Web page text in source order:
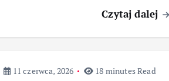
Czytaj dalej
11 czerwca, 2026 18 minutes Read